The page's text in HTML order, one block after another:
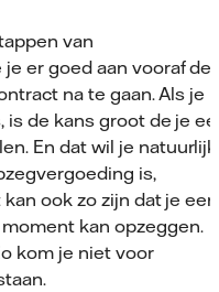
van
er goed aan vooraf de
na te gaan. Als je
de kans groot de je
En dat wil je natuurlijk
is,
ook zo zijn dat je een
kan opzeggen.
kom je niet voor